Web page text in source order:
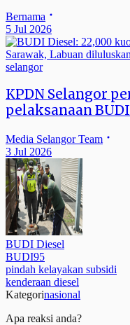
Bernama
5 Jul 2026
selangor
KPDN Selangor
pelaksanaan
Media Selangor Team
3 Jul 2026
BUDI Diesel
BUDI95
pindah kelayakan subsidi
kenderaan diesel
Kategorinasional
Apa reaksi anda?